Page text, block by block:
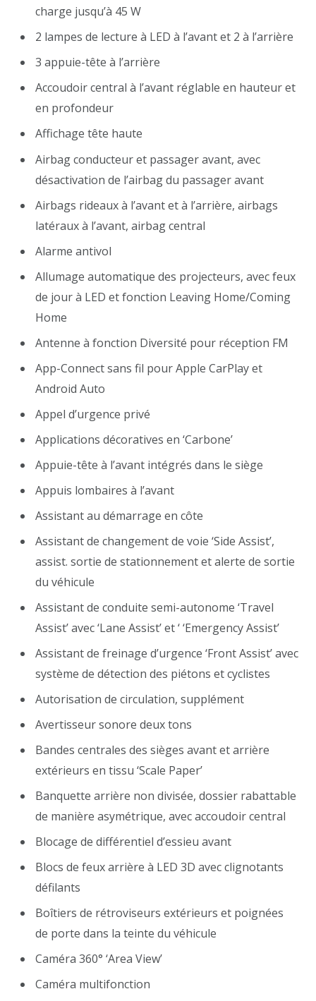
charge jusqu’à 45 W
2 lampes de lecture à LED à l’avant et 2 à l’arrière
3 appuie-tête à l’arrière
Accoudoir central à l’avant réglable en hauteur et
en profondeur
Affichage tête haute
Airbag conducteur et passager avant, avec
désactivation de l’airbag du passager avant
Airbags rideaux à l’avant et à l’arrière, airbags
latéraux à l’avant, airbag central
Alarme antivol
Allumage automatique des projecteurs, avec feux
de jour à LED et fonction Leaving Home/Coming
Home
Antenne à fonction Diversité pour réception FM
App-Connect sans fil pour Apple CarPlay et
Android Auto
Appel d’urgence privé
Applications décoratives en ‘Carbone’
Appuie-tête à l’avant intégrés dans le siège
Appuis lombaires à l’avant
Assistant au démarrage en côte
Assistant de changement de voie ‘Side Assist’,
assist. sortie de stationnement et alerte de sortie
du véhicule
Assistant de conduite semi-autonome ‘Travel
Assist’ avec ‘Lane Assist’ et ‘ ‘Emergency Assist’
Assistant de freinage d’urgence ‘Front Assist’ avec
système de détection des piétons et cyclistes
Autorisation de circulation, supplément
Avertisseur sonore deux tons
Bandes centrales des sièges avant et arrière
extérieurs en tissu ‘Scale Paper’
Banquette arrière non divisée, dossier rabattable
de manière asymétrique, avec accoudoir central
Blocage de différentiel d’essieu avant
Blocs de feux arrière à LED 3D avec clignotants
défilants
Boîtiers de rétroviseurs extérieurs et poignées
de porte dans la teinte du véhicule
Caméra 360° ‘Area View’
Caméra multifonction